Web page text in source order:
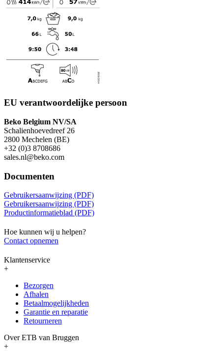
EU verantwoordelijke persoon
Beko Belgium NV/SA
Schalienhoevedreef 26
2800 Mechelen (BE)
+32 (0)3 8708686
sales.nl@beko.com
Documenten
Gebruikersaanwijzing (PDF)
Gebruikersaanwijzing (PDF)
Productinformatieblad (PDF)
Hoe kunnen wij u helpen?
Contact opnemen
Klantenservice
+
Bezorgen
Afhalen
Betaalmogelijkheden
Garantie en reparatie
Retourneren
Over ETB van Bruggen
+